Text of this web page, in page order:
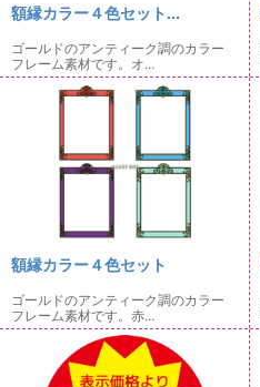
額縁カラー４色セット...
ゴールドのアンティーク調のカラー
フレーム素材です。オ...
額縁カラー４色セット
ゴールドのアンティーク調のカラー
フレーム素材です。赤...